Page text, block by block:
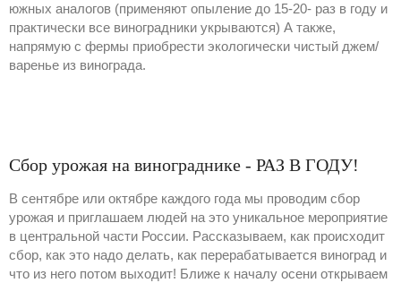
южных аналогов (применяют опыление до 15-20- раз в году и
практически все виноградники укрываются) А также,
напрямую с фермы приобрести экологически чистый джем/
варенье из винограда.
Сбор урожая на винограднике - РАЗ В ГОДУ!
В сентябре или октябре каждого года мы проводим сбор
урожая и приглашаем людей на это уникальное мероприятие
в центральной части России. Рассказываем, как происходит
сбор, как это надо делать, как перерабатывается виноград и
что из него потом выходит! Ближе к началу осени открываем